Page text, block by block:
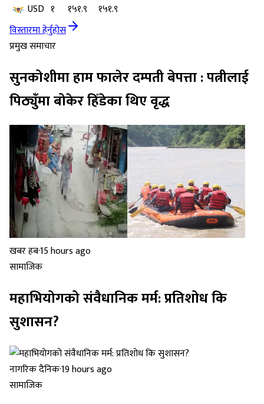
USD १ १५१.९
१५१.९
विस्तारमा हेर्नुहोस
प्रमुख समाचार
सुनकोशीमा हाम फालेर दम्पती बेपत्ता : पत्नीलाई
पिठ्युँमा बोकेर हिँडेका थिए वृद्ध
खबर हब·15 hours ago
सामाजिक
महाभियोगको संवैधानिक मर्म: प्रतिशोध कि
सुशासन?
नागरिक दैनिक·19 hours ago
सामाजिक